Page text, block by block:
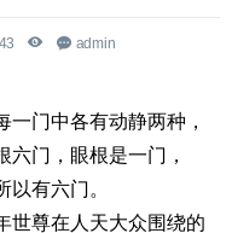
admin
门中各有动静两种，
门，眼根是一门，
有六门。
世尊在人天大众围绕的